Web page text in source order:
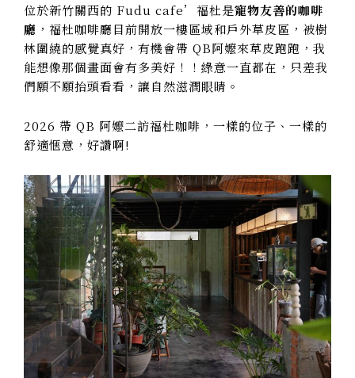
位於新竹關西的 Fudu cafe’福杜是寵物友善的咖啡
廳 ，福杜咖啡廳目前開放一樓區域和戶外草皮區，被樹
林圍繞的感覺真好，有機會帶 QB阿嬤來草皮跑跑，我
能想像那個畫面會有多美好！！綠意一直都在，只差我
們願不願抬頭看看，讓自然滋潤眼睛。
2026 帶 QB 阿嬤二訪福杜咖啡，一樣的位子、一樣的
舒適愜意，好讚啊!